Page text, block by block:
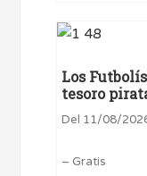
Los
tesoro
Del 11/08/
– Gratis